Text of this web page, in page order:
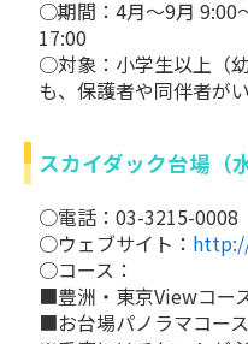
○期間：4月～9月 9:00
17:00
○対象：小学生以上（
も、保護者や同伴者が
スカイダック台場（
○電話：03-3215-0008
○ウェブサイト：
○コース：
■豊洲・東京Viewコー
■お台場パノラマコース